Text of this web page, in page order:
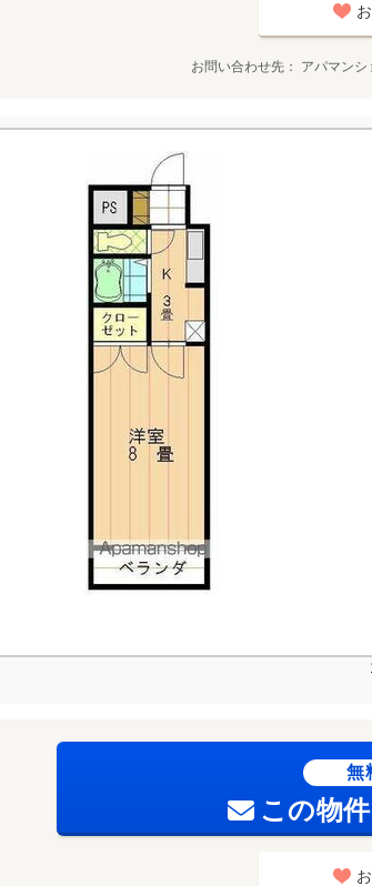
お問い合わせ先 アパマン
無
この物